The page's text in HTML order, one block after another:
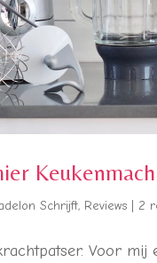
Schrijft, Reviews 2
Voor mij